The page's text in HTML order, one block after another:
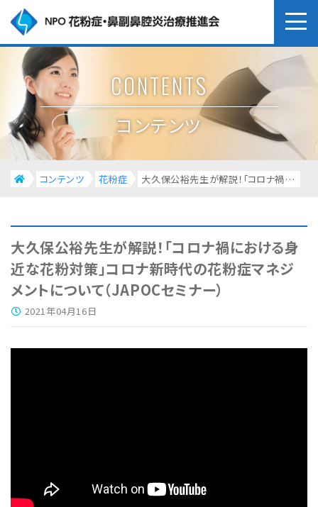
CONTENTS
コンテンツ
コンテンツ 花粉症 大久保公裕先生が解説！「コロナ禍における身近な花粉対策」コロナ新時代の花粉症マネジメントについて（JAPOCセミナー）
大久保公裕先生が解説！「コロナ禍における身
近な花粉対策」コロナ新時代の花粉症マネジ
メントについて（JAPOCセミナー）
2021年04月16日